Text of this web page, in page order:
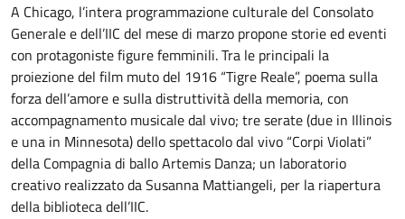
A Chicago, l’intera programmazione culturale del Consolato
Generale e dell’IIC del mese di marzo propone storie ed eventi
con protagoniste figure femminili. Tra le principali la
proiezione del film muto del 1916 “Tigre Reale”, poema sulla
forza dell’amore e sulla distruttività della memoria, con
accompagnamento musicale dal vivo; tre serate (due in Illinois
e una in Minnesota) dello spettacolo dal vivo “Corpi Violati”
della Compagnia di ballo Artemis Danza; un laboratorio
creativo realizzato da Susanna Mattiangeli, per la riapertura
della biblioteca dell’IIC.